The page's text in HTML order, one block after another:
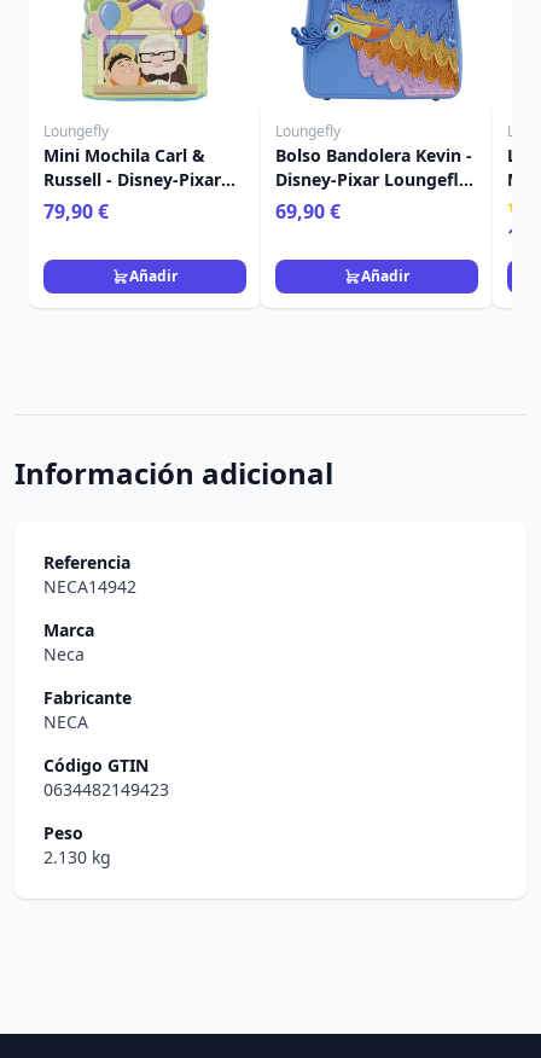
Loungefly
Mini Mochila Carl &
Russell - Disney-Pixar
Loungefly Up
79,90 €
Añadir
Loungefly
Bolso Bandolera Kevin -
Disney-Pixar Loungefly
Up
69,90 €
Añadir
de
Información adicional
Referencia
NECA14942
Marca
Neca
Fabricante
NECA
Código GTIN
0634482149423
Peso
2.130 kg